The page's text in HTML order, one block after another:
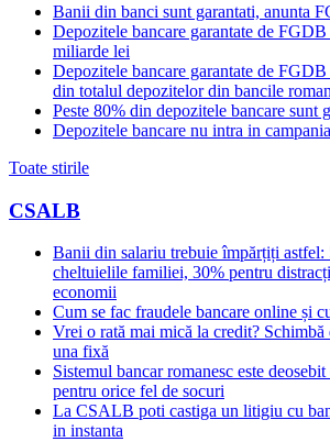
Banii din banci sunt garantati, anunta
Depozitele bancare garantate de
miliarde lei
Depozitele bancare garantate de
din totalul depozitelor din bancile
Peste 80% din depozitele bancare sunt
Depozitele bancare nu intra in
Toate stirile
CSALB
Banii din salariu trebuie împărțiți astfel:
cheltuielile familiei, 30% pentru
economii
Cum se fac fraudele bancare online și
Vrei o rată mai mică la credit?
una fixă
Sistemul bancar romanesc este
pentru orice fel de socuri
La CSALB poti castiga un litigiu cu
in instanta